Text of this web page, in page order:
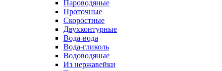
Пароводяные
Проточные
Скоростные
Двухконтурные
Вода-вода
Вода-гликоль
Водоводяные
Из нержавейки